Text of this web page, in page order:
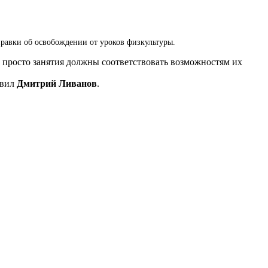
об освобождении от уроков физкультуры.
занятия должны соответствовать возможностям их
Дмитрий Ливанов.